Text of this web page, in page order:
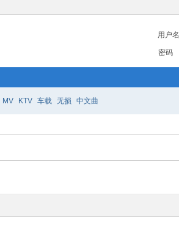
用户名
密码
MV KTV 车载 无损 中文曲